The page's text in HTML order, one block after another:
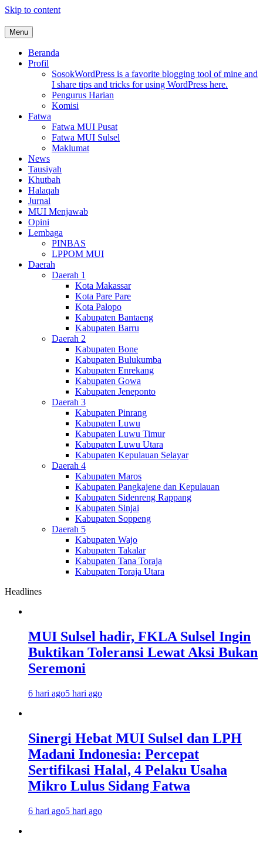
Skip to content
MUI Sulawesi Selatan
Khadimul Ummah wa Shadiqul Hukuuma
Menu
Beranda
Profil
SosokWordPress is a favorite blogging tool of mine and
I share tips and tricks for using WordPress here.
Pengurus Harian
Komisi
Fatwa
Fatwa MUI Pusat
Fatwa MUI Sulsel
Maklumat
News
Tausiyah
Khutbah
Halaqah
Jurnal
MUI Menjawab
Opini
Lembaga
PINBAS
LPPOM MUI
Daerah
Daerah 1
Kota Makassar
Kota Pare Pare
Kota Palopo
Kabupaten Bantaeng
Kabupaten Barru
Daerah 2
Kabupaten Bone
Kabupaten Bulukumba
Kabupaten Enrekang
Kabupaten Gowa
Kabupaten Jeneponto
Daerah 3
Kabupaten Pinrang
Kabupaten Luwu
Kabupaten Luwu Timur
Kabupaten Luwu Utara
Kabupaten Kepulauan Selayar
Daerah 4
Kabupaten Maros
Kabupaten Pangkajene dan Kepulauan
Kabupaten Sidenreng Rappang
Kabupaten Sinjai
Kabupaten Soppeng
Daerah 5
Kabupaten Wajo
Kabupaten Takalar
Kabupaten Tana Toraja
Kabupaten Toraja Utara
Headlines
MUI Sulsel hadir, FKLA Sulsel Ingin
Buktikan Toleransi Lewat Aksi Bukan
Seremoni
6 hari ago5 hari ago
Sinergi Hebat MUI Sulsel dan LPH
Madani Indonesia: Percepat
Sertifikasi Halal, 4 Pelaku Usaha
Mikro Lulus Sidang Fatwa
6 hari ago5 hari ago